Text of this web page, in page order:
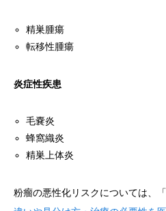
精巣腫瘍
転移性腫瘍
炎症性疾患
毛嚢炎
蜂窩織炎
精巣上体炎
粉瘤の悪性化リスクについては、「